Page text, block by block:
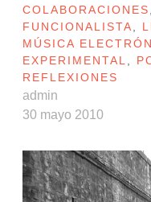
COLABORACIONES
FUNCIONALISTA
MÚSICA
EXPERIMENTAL
REFLEXIONES
admin
30 mayo 2010